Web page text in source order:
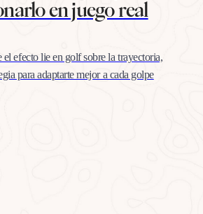
en juego real
efecto lie en golf sobre la trayectoria,
para adaptarte mejor a cada golpe